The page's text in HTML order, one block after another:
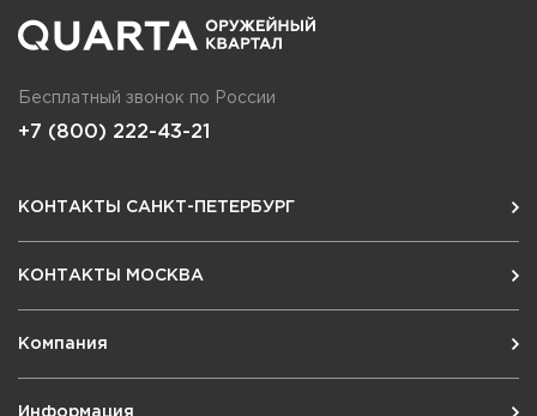
Бесплатный звонок по России
+7 (800) 222-43-21
КОНТАКТЫ САНКТ-ПЕТЕРБУРГ
КОНТАКТЫ МОСКВА
Компания
Информация